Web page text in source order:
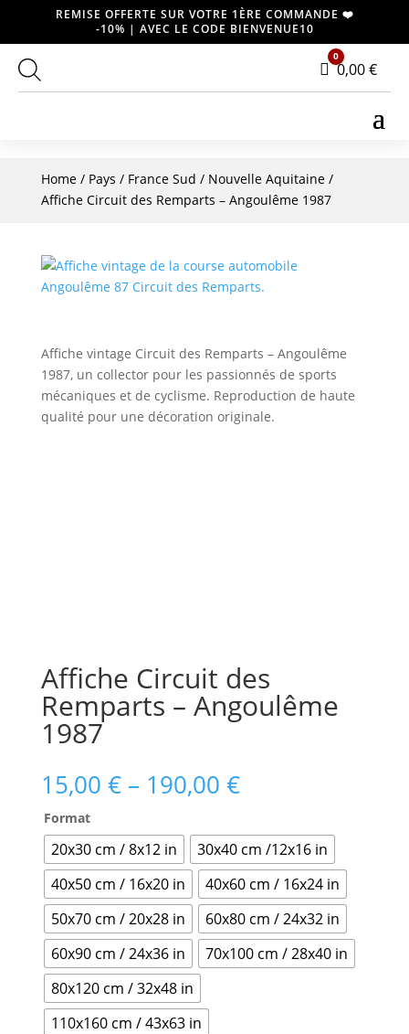
REMISE OFFERTE SUR VOTRE 1ÈRE COMMANDE ❤️
-10% | AVEC LE CODE BIENVENUE10
Panier
0
0,00€
Home/ Pays / France Sud / Nouvelle Aquitaine/
Affiche Circuit des Remparts – Angoulême 1987
Affiche vintage Circuit des Remparts – Angoulême
1987, un collector pour les passionnés de sports
mécaniques et de cyclisme. Reproduction de haute
qualité pour une décoration originale.
Affiche Circuit des
Remparts – Angoulême
1987
15,00 €– 190,00 €
Format
20x30 cm / 8x12 in
30x40 cm /12x16 in
40x50 cm / 16x20 in
40x60 cm / 16x24 in
50x70 cm / 20x28 in
60x80 cm / 24x32 in
60x90 cm / 24x36 in
70x100 cm / 28x40 in
80x120 cm / 32x48 in
110x160 cm / 43x63 in